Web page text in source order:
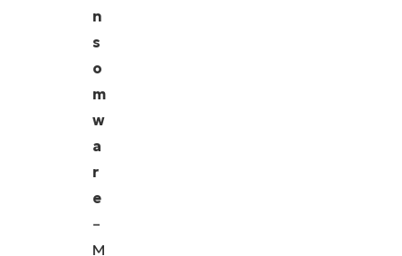
n
s
o
m
w
a
r
e
–
M